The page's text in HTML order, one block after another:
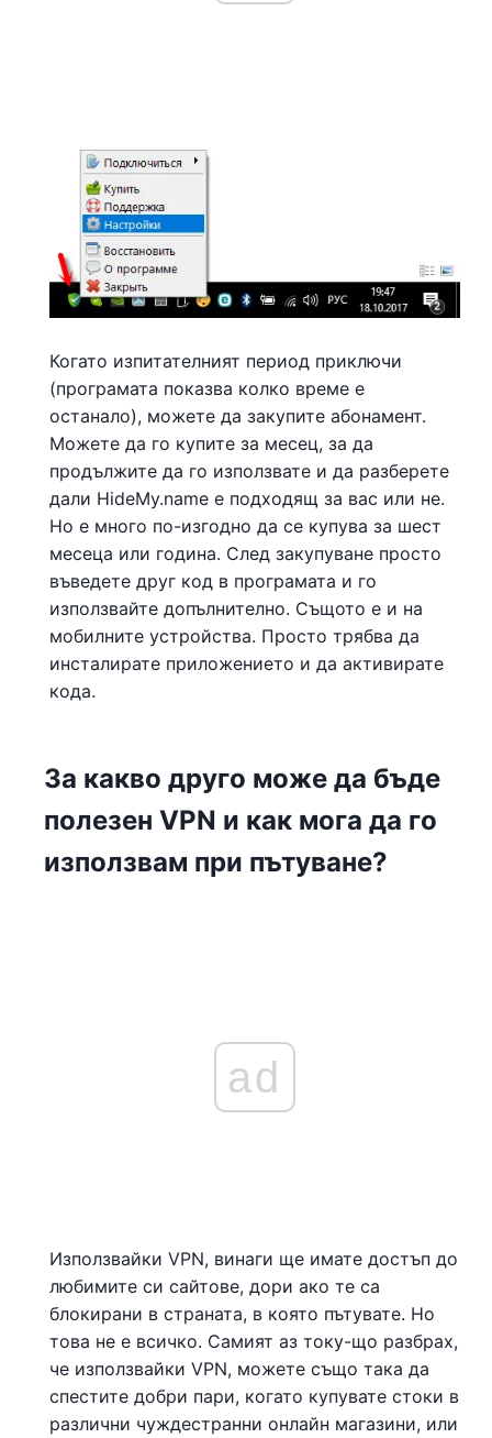
Когато изпитателният период приключи
(програмата показва колко време е
останало), можете да закупите абонамент.
Можете да го купите за месец, за да
продължите да го използвате и да разберете
дали HideMy.name е подходящ за вас или не.
Но е много по-изгодно да се купува за шест
месеца или година. След закупуване просто
въведете друг код в програмата и го
използвайте допълнително. Същото е и на
мобилните устройства. Просто трябва да
инсталирате приложението и да активирате
кода.
За какво друго може да бъде
полезен VPN и как мога да го
използвам при пътуване?
ad
Използвайки VPN, винаги ще имате достъп до
любимите си сайтове, дори ако те са
блокирани в страната, в която пътувате. Но
това не е всичко. Самият аз току-що разбрах,
че използвайки VPN, можете също така да
спестите добри пари, когато купувате стоки в
различни чуждестранни онлайн магазини, или